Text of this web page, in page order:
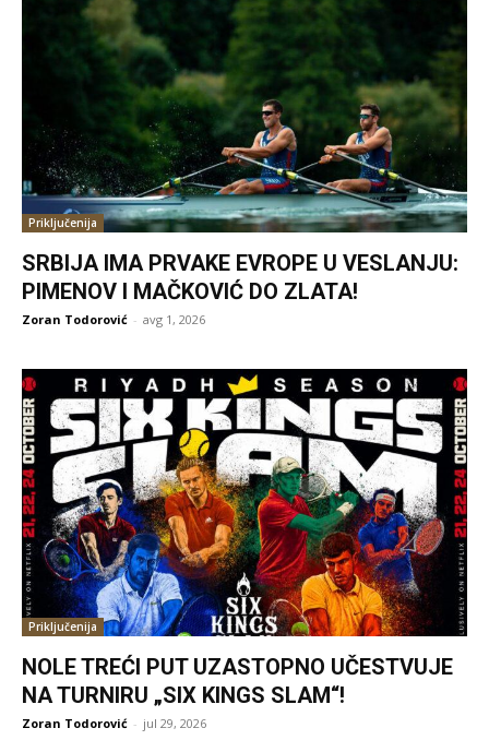
Priključenija
SRBIJA IMA PRVAKE EVROPE U VESLANJU:
PIMENOV I MAČKOVIĆ DO ZLATA!
Zoran Todorović - avg 1, 2026
Priključenija
NOLE TREĆI PUT UZASTOPNO UČESTVUJE
NA TURNIRU „SIX KINGS SLAM“!
Zoran Todorović - jul 29, 2026